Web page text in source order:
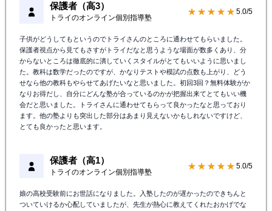
保護者（高3）
トライのオンライン個別指導塾
★★★★★ 5.0/5
子供がどうしてもというのでトライさんのところに通わせてもらいました。
保護者視点から見てもさすがトライだなと思うような場面が数多くあり、分
からないところは徹底的に潰していくスタイルがとてもいいように思いまし
た。教科は数学だったのですが、かなりテストや模試の点数も上がり、どう
せなら他の教科もやらせてあげたいなと思いました。初回3回？無料体験がか
なりお得だし、自分にどんな塾が合っているのかが把握出来てとてもいい機
会だと思いました。トライさんに通わせてもらって良かったなと思っており
ます。他の塾よりも突出した部分はあまり見えないかもしれないですけど、
とても良かったと思います。
保護者（高1）
トライのオンライン個別指導塾
★★★★★ 5.0/5
娘の高校受験前にお世話になりました。入塾したのが遅かったのできちんと
ついていけるか心配していましたが、先生が熱心に教えてくれたおかげでな